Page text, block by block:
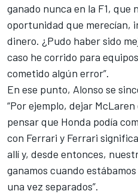
ganado nunca en la F1, que
oportunidad que merecían,
dinero. ¿Pudo haber sido
caso he corrido para
cometido algún error”.
En ese punto, Alonso se
“Por ejemplo, dejar
pensar que Honda podía
con Ferrari y Ferrari
allí y, desde entonces,
ganamos cuando
una vez separados”.